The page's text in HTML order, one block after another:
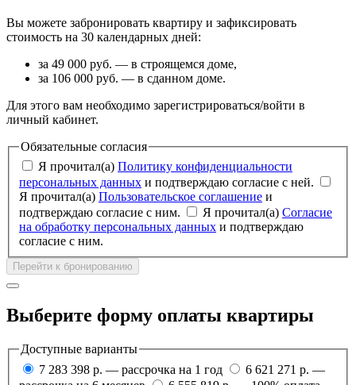
Вы можете забронировать квартиру и зафиксировать
стоимость на 30 календарных дней:
за 49 000 руб. — в строящемся доме,
за 106 000 руб. — в сданном доме.
Для этого вам необходимо зарегистрироваться/войти в
личный кабинет.
Обязательные согласия
Я прочитал(а) Политику конфиденциальности
персональных данных и подтверждаю согласие с ней.
Я прочитал(а) Пользовательское соглашение
подтверждаю согласие с ним.
Я прочитал(а) Согласие
на обработку персональных данных
согласие с ним.
Перейти к бронированию
Выберите форму оплаты квартиры
Доступные варианты
7 283 398 р. — рассрочка на 1 год
6 621 271 р. —